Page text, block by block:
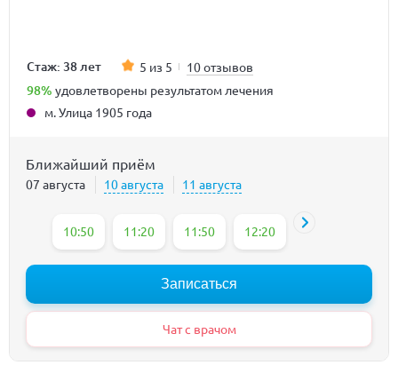
Стаж: 38 лет 5 из 5 10 отзывов
98% удовлетворены результатом лечения
м. Улица 1905 года
Ближайший приём
07 августа 10 августа 11 августа
10:50 11:20 11:50 12:20 13:30
Записаться
Чат с врачом